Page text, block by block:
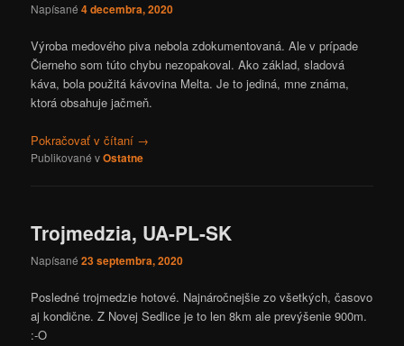
Napísané4 decembra, 2020
Výroba medového piva nebola zdokumentovaná. Ale v prípade
Čierneho som túto chybu nezopakoval. Ako základ, sladová
káva, bola použitá kávovina Melta. Je to jediná, mne známa,
ktorá obsahuje jačmeň.
Pokračovať v čítaní →
Publikované vOstatne
Trojmedzia, UA-PL-SK
Napísané23 septembra, 2020
Posledné trojmedzie hotové. Najnáročnejšie zo všetkých, časovo
aj kondične. Z Novej Sedlice je to len 8km ale prevýšenie 900m.
:-O